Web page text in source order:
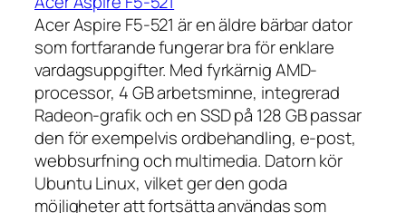
Acer Aspire F5-521 är en äldre bärbar dator
som fortfarande fungerar bra för enklare
vardagsuppgifter. Med fyrkärnig AMD-
processor, 4 GB arbetsminne, integrerad
Radeon-grafik och en SSD på 128 GB passar
den för exempelvis ordbehandling, e-post,
webbsurfning och multimedia. Datorn kör
Ubuntu Linux, vilket ger den goda
möjligheter att fortsätta användas som